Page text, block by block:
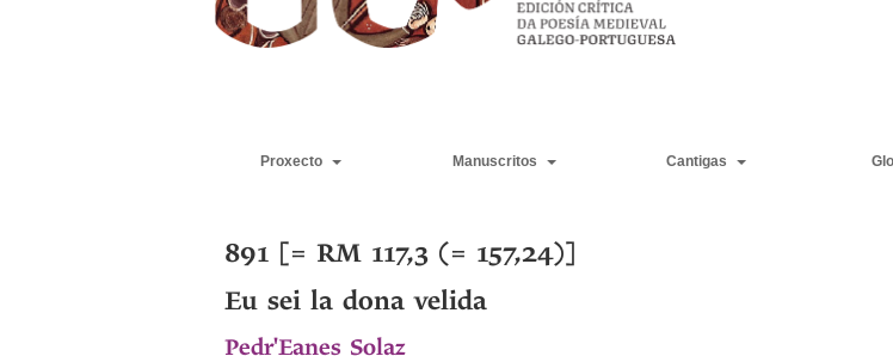
Proxecto Manuscritos Cantigas
891 [= RM 117,3 (= 157,24)]
Eu sei la dona velida
Pedr'Eanes Solaz